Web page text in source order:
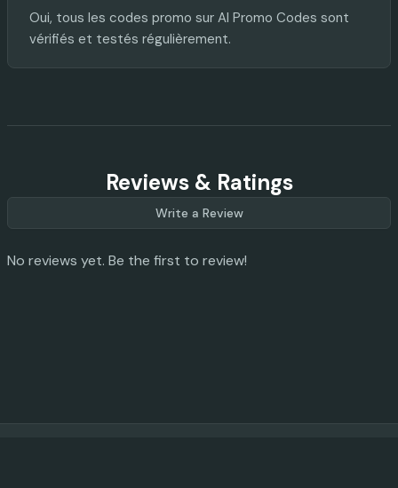
Oui, tous les codes promo sur AI Promo Codes sont
vérifiés et testés régulièrement.
Reviews & Ratings
Write a Review
No reviews yet. Be the first to review!